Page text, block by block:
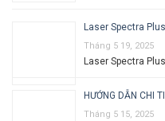
Laser Spectra
Tháng 5 19, 2025
Laser Spectra
HƯỚNG DẪN CHI
Tháng 5 15, 2025